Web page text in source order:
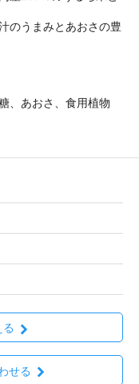
のうまみとあおさの豊
、あおさ、食用植物
せる